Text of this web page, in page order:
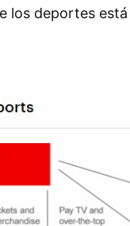
los deportes